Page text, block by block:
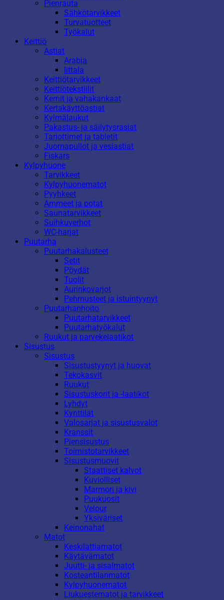
Pienrauta
Sähkötarvikkeet
Turvatuotteet
Työkalut
Keittiö
Astiat
Arabia
Iittala
Keittiötarvikkeet
Keittiötekstiilit
Kernit ja vahakankaat
Kertakäyttöastiat
Kylmälaukut
Pakastus- ja säilytysrasiat
Tarjottimet ja tabletit
Juomapullot ja vesiastiat
Fiskars
Kylpyhuone
Tarvikkeet
Kylpyhuonematot
Pyyhkeet
Ammeet ja potat
Saunatarvikkeet
Suihkuverhot
WC-harjat
Puutarha
Puutarhakalusteet
Setit
Pöydät
Tuolit
Aurinkovarjot
Pehmusteet ja istuintyynyt
Puutarhanhoito
Puutarhatarvikkeet
Puutarhatyökalut
Ruukut ja parvekelaatikot
Sisustus
Sisustus
Sisustustyynyt ja huovat
Tekokasvit
Ruukut
Sisustuskorit ja -laatikot
Lyhdyt
Kynttilät
Valosarjat ja sisustusvalot
Kranssit
Piensisustus
Toimistotarvikkeet
Sisustusmuovit
Staattiset kalvot
Kuviolliset
Marmori ja kivi
Puukuosit
Velour
Yksiväriset
Keinonahat
Matot
Keskilattiamatot
Käytävämatot
Juutti- ja sisalmatot
Kosteantilanmatot
Kylpyhuonematot
Liukuestematot ja tarvikkeet